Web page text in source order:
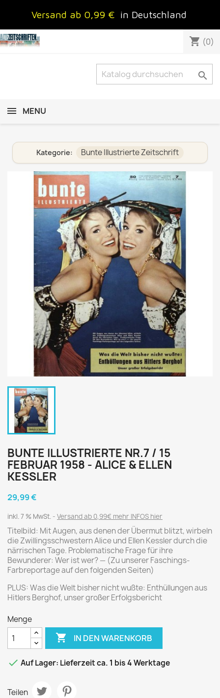
Versand ab 0,99 € in Deutschland
shopping_cart (0)

MENU
Kategorie: Bunte Illustrierte Zeitschrift
BUNTE ILLUSTRIERTE NR.7 / 15
FEBRUAR 1958 - ALICE & ELLEN
KESSLER
29,99 €
inkl. 7 % MwSt. Versand ab 0,99€ mehr INFOS hier
Titelbild: Mit Augen, aus denen der Übermut blitzt, wirbeln
die Zwillingsschwestern Alice und Ellen Kessler durch die
närrischen Tage. Problematische Frage für ihre
Bewunderer: Wer ist wer? — (Zu unserer Faschings-
Farbreportage auf den folgenden Seiten)
PLUS: Was die Welt bisher nicht wußte: Enthüllungen aus
Hitlers Berghof, unser großer Erfolgsbericht
Menge
 IN DEN WARENKORB
 Auf Lager: Lieferzeit ca. 1 bis 4 Werktage
Teilen